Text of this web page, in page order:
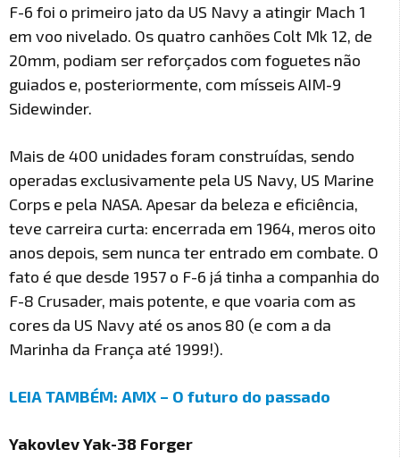
F-6 foi o primeiro jato da US Navy a atingir Mach 1
em voo nivelado. Os quatro canhões Colt Mk 12, de
20mm, podiam ser reforçados com foguetes não
guiados e, posteriormente, com mísseis AIM-9
Sidewinder.
Mais de 400 unidades foram construídas, sendo
operadas exclusivamente pela US Navy, US Marine
Corps e pela NASA. Apesar da beleza e eficiência,
teve carreira curta: encerrada em 1964, meros oito
anos depois, sem nunca ter entrado em combate. O
fato é que desde 1957 o F-6 já tinha a companhia do
F-8 Crusader, mais potente, e que voaria com as
cores da US Navy até os anos 80 (e com a da
Marinha da França até 1999!).
LEIA TAMBÉM: AMX – O futuro do passado
Yakovlev Yak-38 Forger